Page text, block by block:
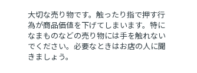
大切な売り物です。触ったり指で押す行
為が商品価値を下げてしまいます。特に
なまものなどの売り物には手を触れない
でください。必要なときはお店の人に聞
きましょう。